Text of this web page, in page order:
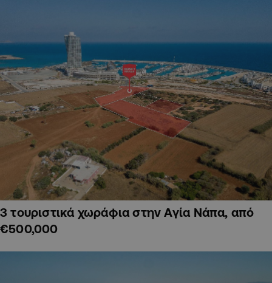
3 τουριστικά χωράφια στην Αγία Νάπα, από
€500,000